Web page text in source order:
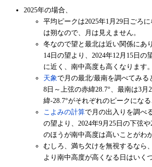
2025年の場合、
平均ピークは2025年1月29日ごろ
は朔なので、月は見えません。
冬なので望と最北は近い関係にあ
14日の望より、2024年12月15日の
に近く、南中高度も高くなります。
天象で月の最北/最南を調べてみる
8日～上弦の赤緯28.7°、最南は3月
緯-28.7°がそれぞれのピークになる
こよみの計算で月の出入りを調べ
の望より、2024年9月25日の下弦
のほうが南中高度は高いことがわ
むしろ、満ち欠けを無視するなら
より南中高度が高くなる日はいく